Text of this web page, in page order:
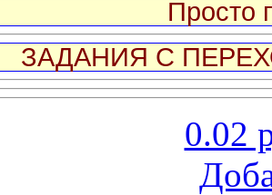
Просто
ЗАДАНИЯ С
0.02